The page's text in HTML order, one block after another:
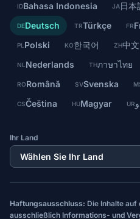
IDBahasa Indonesia JA日本
DEDeutsch TRTürkçe FR
PL Polski KO한국어 ZH中文
NL Nederlands THภาษาไทย
RORomână SVSvenska
CSČeština HUMagyar UR
Ihr Land
Haftungsausschluss: Die Inhalte auf
ausschließlich Informations- und